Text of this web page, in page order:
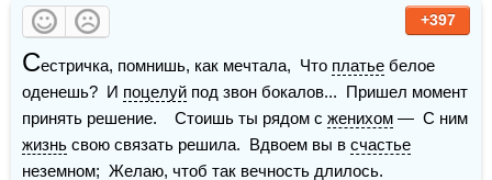
+397
Сестричка, помнишь, как мечтала,  Что платье белое
оденешь?  И поцелуй под звон бокалов...  Пришел момент
принять решение.    Стоишь ты рядом с женихом
жизнь свою связать решила.  Вдвоем вы в счастье
неземном;  Желаю, чтоб так вечность длилось.